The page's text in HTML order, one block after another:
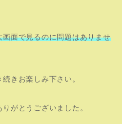
面で見るのに問題はありませ
きお楽しみ下さい。
がとうございました。